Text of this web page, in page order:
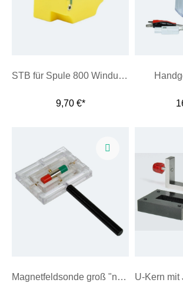
STB für Spule 800 Windungen
9,70 €*
Magnetfeldsonde groß "neo"